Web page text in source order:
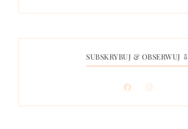
SUBSKRYBUJ & OBSERWUJ ⇩